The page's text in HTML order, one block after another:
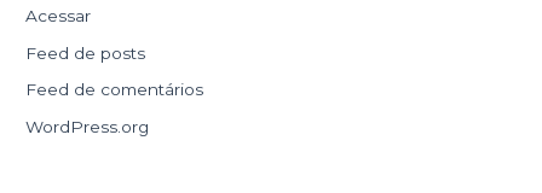
Acessar
Feed de posts
Feed de comentários
WordPress.org